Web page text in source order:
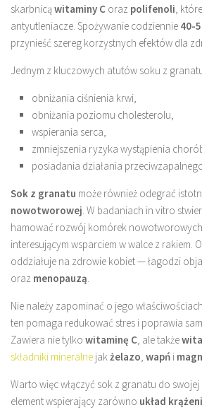
skarbnicąwitaminy C oraz polifenoli,
antyutleniacze. Spożywanie codziennie 40-
przynieść szereg korzystnych efektów dla
Jednym z kluczowych atutów soku z
obniżania ciśnienia krwi,
obniżania poziomu cholesterolu,
wspierania serca,
zmniejszenia ryzyka wystąpienia
posiadania działania
Sok z granatu może również odegrać
nowotworowej. W badaniach in vitro
hamować rozwój komórek
interesującym wsparciem w walce z rakiem.
oddziałuje na zdrowie kobiet — łagodzi
oraz menopauzą.
Nie należy zapominać o jego
ten pomaga redukować stres i poprawia
Zawiera nie tylko witaminę C, ale także
składniki mineralne jakżelazo, wapń i
Warto więc włączyć sok z granatu do
element wspierający zarówno układ